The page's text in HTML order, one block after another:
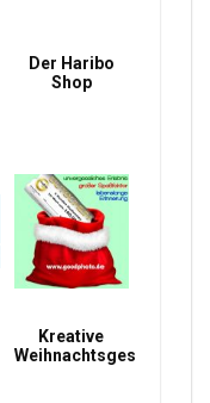
Der Haribo
Shop
Kreative
Weihnachtsgeschenke